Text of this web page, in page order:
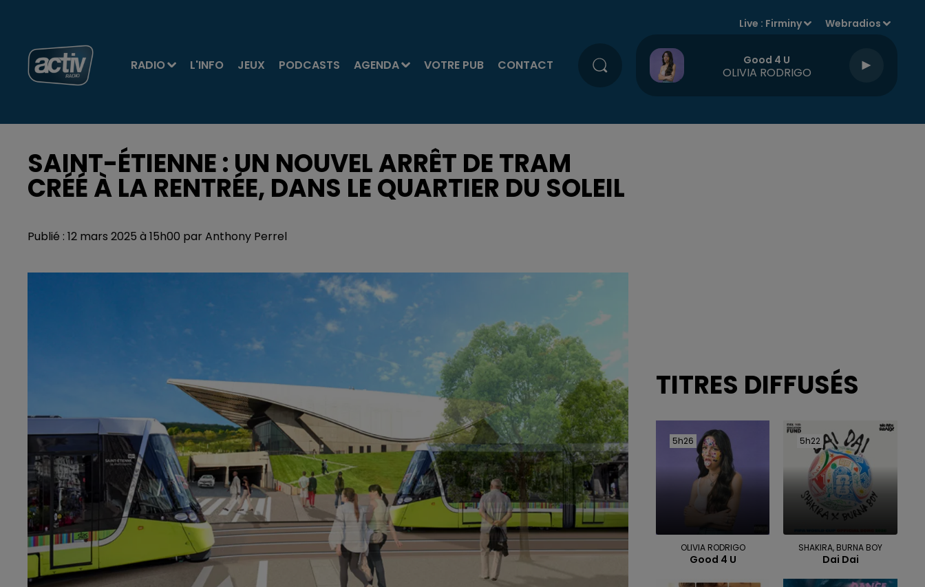
RADIO L'INFO JEUX PODCASTS AGENDA VOTRE PUB CONTACT
Live : Firminy Webradios
Good 4 U
OLIVIA RODRIGO
SAINT-ÉTIENNE : UN NOUVEL ARRÊT DE TRAM
CRÉÉ À LA RENTRÉE, DANS LE QUARTIER DU SOLEIL
Publié : 12 mars 2025 à 15h00 par Anthony Perrel
TITRES DIFFUSÉS
5h26
5h26
OLIVIA RODRIGO
Good 4 U
5h22
5h22
SHAKIRA, BURNA BOY
Dai Dai